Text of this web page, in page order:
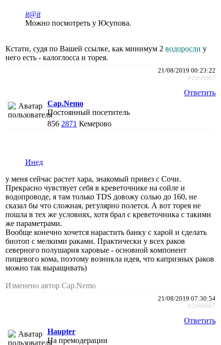
it@it
Можно посмотреть у Юсупова.
Кстати, судя по Вашей ссылке, как минимум 2 водоросли у
него есть - калоглосса и торея.
21/08/2019 00:23:22
#2666067
Ответить
Cap.Nemo
Постоянный посетитель
856 2871 Кемерово
Инед
у меня сейчас растет хара, знакомый привез с Сочи.
Прекрасно чувствует себя в креветочнике на сойле и
водопроводе, я там только TDS довожу солью до 160, не
сказал бы что сложная, регулярно полется. А вот торея не
пошла в тех же условиях, хотя брал с креветочника с такими
же параметрами.
Вообще конечно хочется нарастить банку с харой и сделать
биотоп с мелкими раками. Практически у всех раков
северного полушария харовые - основной компонент
пищевого кома, поэтому возникла идея, что капризных раков
можно так выращивать)
Изменено автор Cap.Nemo
21/08/2019 07:30:54
#2666087
Ответить
Haupter
На премодерации